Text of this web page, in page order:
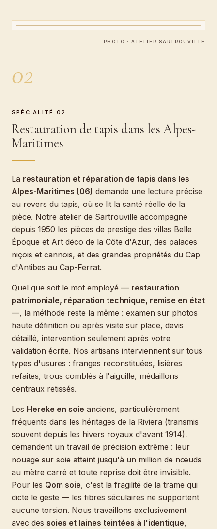
PHOTO · ATELIER SARTROUVILLE
02
SPÉCIALITÉ 02
Restauration de tapis dans les Alpes-
Maritimes
La restauration et réparation de tapis dans les
Alpes-Maritimes (06) demande une lecture précise
au revers du tapis, où se lit la santé réelle de la
pièce. Notre atelier de Sartrouville accompagne
depuis 1950 les pièces de prestige des villas Belle
Époque et Art déco de la Côte d'Azur, des palaces
niçois et cannois, et des grandes propriétés du Cap
d'Antibes au Cap-Ferrat.
Quel que soit le mot employé — restauration
patrimoniale, réparation technique, remise en état
—, la méthode reste la même : examen sur photos
haute définition ou après visite sur place, devis
détaillé, intervention seulement après votre
validation écrite. Nos artisans interviennent sur tous
types d'usures : franges reconstituées, lisières
refaites, trous comblés à l'aiguille, médaillons
centraux retissés.
Les Hereke en soie anciens, particulièrement
fréquents dans les héritages de la Riviera (transmis
souvent depuis les hivers royaux d'avant 1914),
demandent un travail de précision extrême : leur
nouage sur soie atteint jusqu'à un million de nœuds
au mètre carré et toute reprise doit être invisible.
Pour les Qom soie, c'est la fragilité de la trame qui
dicte le geste — les fibres séculaires ne supportent
aucune torsion. Nous travaillons exclusivement
avec des soies et laines teintées à l'identique,